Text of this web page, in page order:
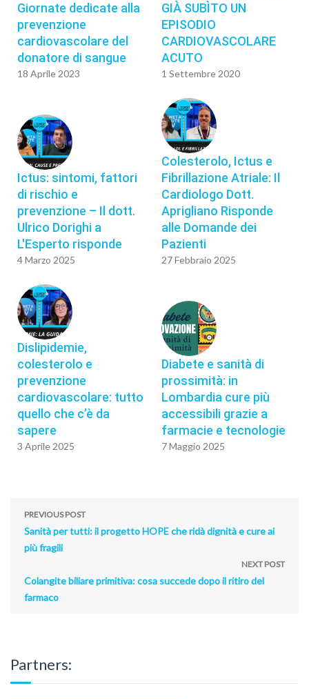
Giornate dedicate alla
prevenzione
cardiovascolare del
donatore di sangue
18 Aprile 2023
GIÀ SUBÌTO UN
EPISODIO
CARDIOVASCOLARE
ACUTO
1 Settembre 2020
Ictus: sintomi, fattori
di rischio e
prevenzione – Il dott.
Ulrico Dorighi a
L'Esperto risponde
4 Marzo 2025
Colesterolo, Ictus e
Fibrillazione Atriale: Il
Cardiologo Dott.
Aprigliano Risponde
alle Domande dei
Pazienti
27 Febbraio 2025
Dislipidemie,
colesterolo e
prevenzione
cardiovascolare: tutto
quello che c’è da
sapere
3 Aprile 2025
Diabete e sanità di
prossimità: in
Lombardia cure più
accessibili grazie a
farmacie e tecnologie
7 Maggio 2025
PREVIOUS POST
Sanità per tutti: il progetto HOPE che ridà dignità e cure ai
più fragili
NEXT POST
Colangite biliare primitiva: cosa succede dopo il ritiro del
farmaco
Partners: